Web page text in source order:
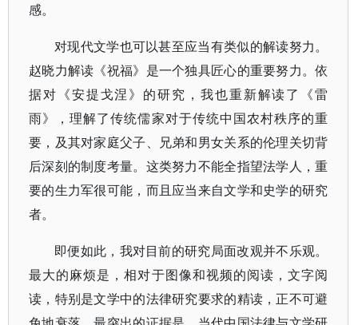
感。
对现代文学也可以甚至应当有类似的解读努力。
赵晓力解读《祝福》是一个独具匠心的重要努力。依
据对《安提戈涅》的研究，我也重新解读了《雷
雨》，理解了传统儒家对于传统中国农村秩序的重
要，及其对家庭父子、兄弟和男女关系的伦理关切背
后深刻的制度考量。这类努力不能全指望法学人，重
要的生力军很可能，而且应当来自文学和史学的研究
者。
即便如此，我对目前的研究局面改观并不乐观。
最大的麻烦是，相对于图像和视频的阅读，文字阅
读，特别是文学中的法律研究要求的精读，正不可避